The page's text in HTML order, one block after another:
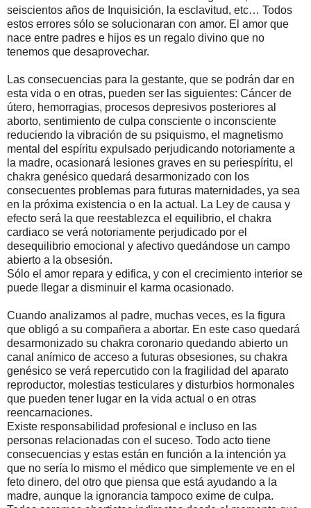
seiscientos años de Inquisición, la esclavitud, etc… Todos
estos errores sólo se solucionaran con amor. El amor que
nace entre padres e hijos es un regalo divino que no
tenemos que desaprovechar.
Las consecuencias para la gestante, que se podrán dar en
esta vida o en otras, pueden ser las siguientes: Cáncer de
útero, hemorragias, procesos depresivos posteriores al
aborto, sentimiento de culpa consciente o inconsciente
reduciendo la vibración de su psiquismo, el magnetismo
mental del espíritu expulsado perjudicando notoriamente a
la madre, ocasionará lesiones graves en su periespíritu, el
chakra genésico quedará desarmonizado con los
consecuentes problemas para futuras maternidades, ya sea
en la próxima existencia o en la actual. La Ley de causa y
efecto será la que reestablezca el equilibrio, el chakra
cardiaco se verá notoriamente perjudicado por el
desequilibrio emocional y afectivo quedándose un campo
abierto a la obsesión.
Sólo el amor repara y edifica, y con el crecimiento interior se
puede llegar a disminuir el karma ocasionado.
Cuando analizamos al padre, muchas veces, es la figura
que obligó a su compañera a abortar. En este caso quedará
desarmonizado su chakra coronario quedando abierto un
canal anímico de acceso a futuras obsesiones, su chakra
genésico se verá repercutido con la fragilidad del aparato
reproductor, molestias testiculares y disturbios hormonales
que pueden tener lugar en la vida actual o en otras
reencarnaciones.
Existe responsabilidad profesional e incluso en las
personas relacionadas con el suceso. Todo acto tiene
consecuencias y estas están en función a la intención ya
que no sería lo mismo el médico que simplemente ve en el
feto dinero, del otro que piensa que está ayudando a la
madre, aunque la ignorancia tampoco exime de culpa.